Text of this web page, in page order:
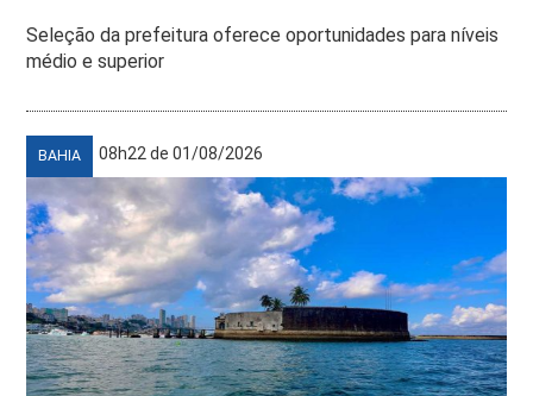
Seleção da prefeitura oferece oportunidades para níveis
médio e superior
BAHIA 08h22 de 01/08/2026